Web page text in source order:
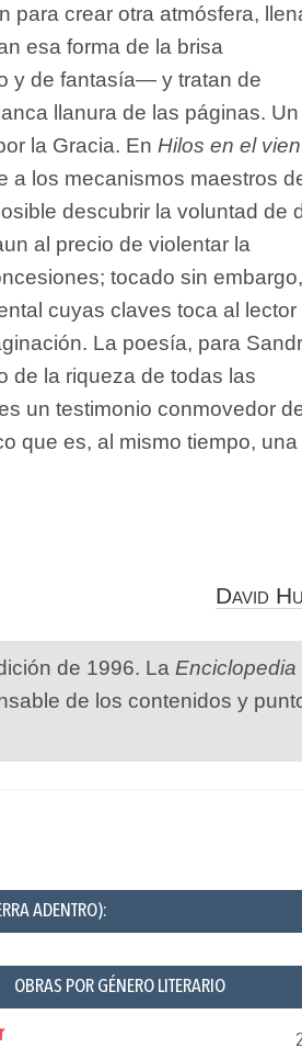
para crear otra atmósfera,
esa forma de la brisa
y de fantasía— y tratan de
llanura de las páginas.
la Gracia. En Hilos en el
a los mecanismos maestros
descubrir la voluntad de
al precio de violentar la
tocado sin
cuyas claves toca al lector
La poesía, para
de la riqueza de todas las
un testimonio conmovedor
que es, al mismo tiempo, una
David
de 1996. La Enciclopedia
de los contenidos y
ADENTRO):
OBRAS POR GÉNERO LITERARIO